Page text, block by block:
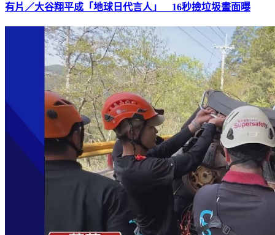
有片／大谷翔平成「地球日代言人」 16秒撿垃圾畫面曝